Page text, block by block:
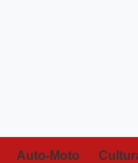
Auto-Moto